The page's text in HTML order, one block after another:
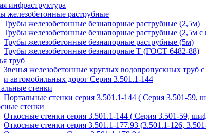
инфраструктура
железобетонные раструбные
Трубы железобетонные безнапорные раструбные (2,5м)
Трубы железобетонные безнапорные раструбные (2,5м
Трубы железобетонные безнапорные раструбные (5м)
Трубы железобетонные безнапорные Т (ГОСТ 6482-88)
труб
Звенья железобетонные круглых водопропускных труб
и автомобильных дорог Серия 3.501.1-144
стенки
Портальные стенки серия 3.501.1-144 ( Серия 3.501-59,
стенки
Откосные стенки серия 3.501.1-144 ( Серия 3.501-59,
Откосные стенки серия 3.501.1-177.93 (3.501.1-126,